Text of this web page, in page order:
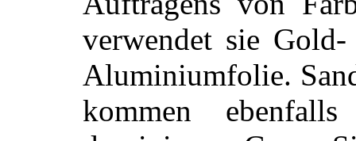
verwendet sie
Aluminiumfolie.
kommen